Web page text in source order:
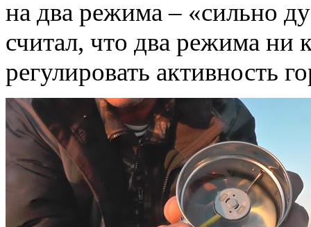
на два режима – «сильно
считал, что два режима ни
регулировать активность